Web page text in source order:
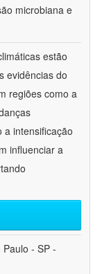
microbiana e
estão
evidências do
regiões como a
a intensificação
influenciar a
- SP -